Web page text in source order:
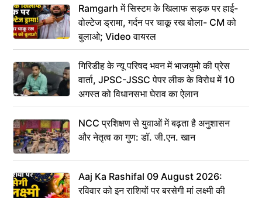
Ramgarh में सिस्टम के खिलाफ सड़क पर हाई-
वोल्टेज ड्रामा, गर्दन पर चाकू रख बोला- CM को
बुलाओ; Video वायरल
गिरिडीह के न्यू परिषद भवन में भाजयुमो की प्रेस
वार्ता, JPSC-JSSC पेपर लीक के विरोध में 10
अगस्त को विधानसभा घेराव का ऐलान
NCC प्रशिक्षण से युवाओं में बढ़ता है अनुशासन
और नेतृत्व का गुण: डॉ. जी.एन. खान
Aaj Ka Rashifal 09 August 2026:
रविवार को इन राशियों पर बरसेगी मां लक्ष्मी की